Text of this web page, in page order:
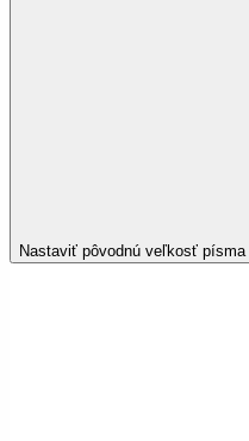
Nastaviť pôvodnú veľkosť písma